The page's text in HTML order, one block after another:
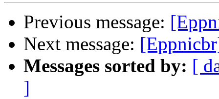
Previous message:
Next message:
Messages sorted by: [
]